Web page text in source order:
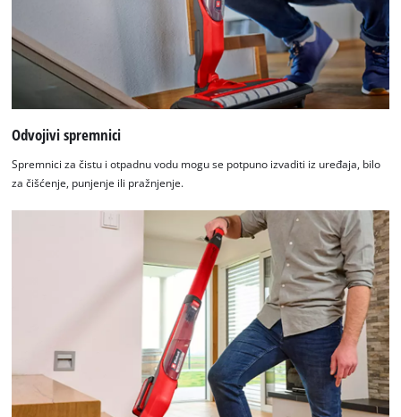
Odvojivi spremnici
Spremnici za čistu i otpadnu vodu mogu se potpuno izvaditi iz uređaja, bilo
za čišćenje, punjenje ili pražnjenje.